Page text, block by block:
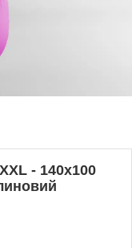
- 140х100